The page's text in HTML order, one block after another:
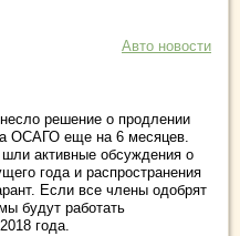
Авто новости
решение о продлении
ОСАГО еще на 6 месяцев.
активные обсуждения о
года и распространения
Если все члены одобрят
будут работать
года.